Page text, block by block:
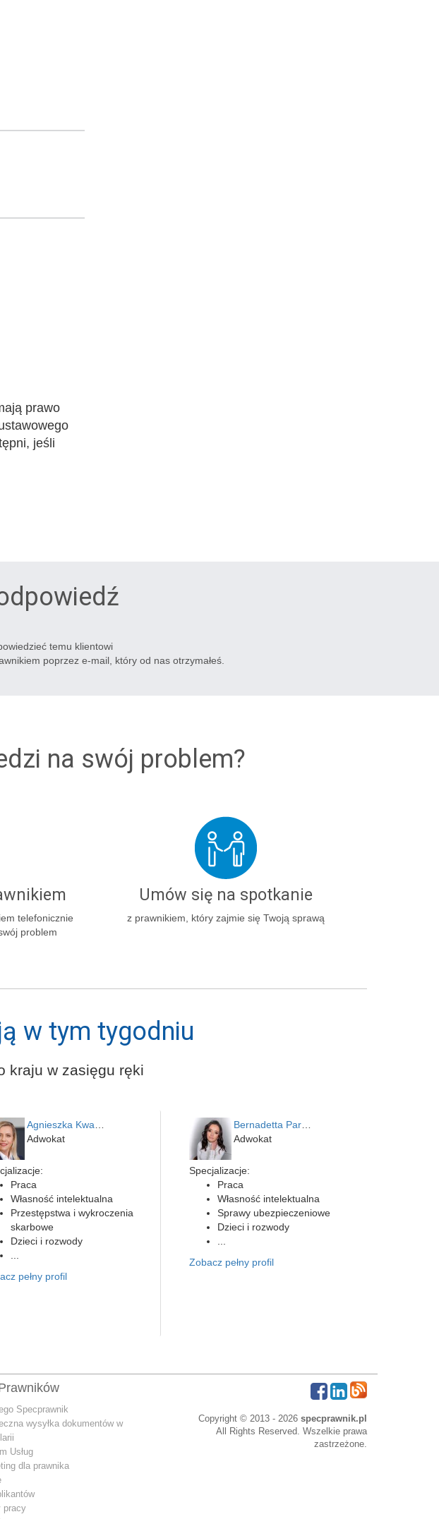
prawo
jeśli
temu klientowi
poprzez e-mail, który od nas otrzymałeś.
na swój problem?
telefonicznie
problem
Umów się na spotkanie
z prawnikiem, który zajmie się Twoją sprawą
w tym tygodniu
kraju w zasięgu ręki
Adwokat
Praca
Własność intelektualna
Przestępstwa i wykroczenia
skarbowe
Dzieci i rozwody
pełny profil
Bernadetta Parusińska- U…
Adwokat
Specjalizacje:
Praca
Własność intelektualna
Sprawy ubezpieczeniowe
Dzieci i rozwody
Zobacz pełny profil
Specprawnik
wysyłka dokumentów w
Usług
dla prawnika
pracy
Copyright © 2013 - 2026 specprawnik.pl
All Rights Reserved. Wszelkie prawa
zastrzeżone.